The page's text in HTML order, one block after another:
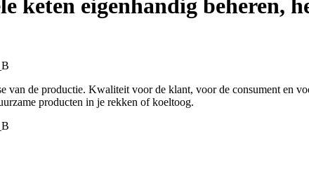
keten eigenhandig beheren,
van de productie. Kwaliteit voor de klant, voor de consument en
producten in je rekken of koeltoog.